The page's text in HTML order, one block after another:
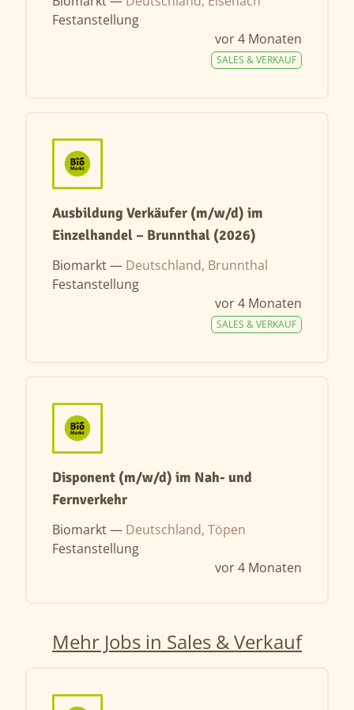
Festanstellung
vor 4 Monaten
SALES & VERKAUF
Ausbildung Verkäufer (m/w/d) im
Einzelhandel – Brunnthal (2026)
Biomarkt — Deutschland, Brunnthal
Festanstellung
vor 4 Monaten
SALES & VERKAUF
Disponent (m/w/d) im Nah- und
Fernverkehr
Biomarkt — Deutschland, Töpen
Festanstellung
vor 4 Monaten
Mehr Jobs in Sales & Verkauf